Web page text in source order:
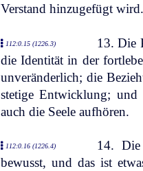
Verstand hinzugefügt
112:0.15 (1226.3)
13. Die
die Identität in der
unveränderlich; die
stetige Entwicklung; und
auch die Seele aufhören.
112:0.16 (1226.4)
14. Die
bewusst, und das ist